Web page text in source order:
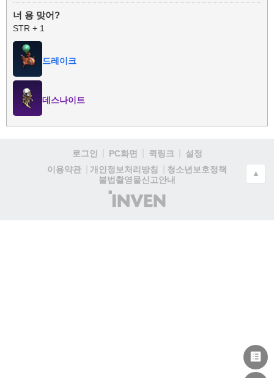
너 용 맞어?
STR + 1
드레이크
데스나이트
로그인 PC화면 퀵링크
설정
이용약관
개인정보처리방침
청소년보호정책
불법촬영물신고안내
(주)
인
▲